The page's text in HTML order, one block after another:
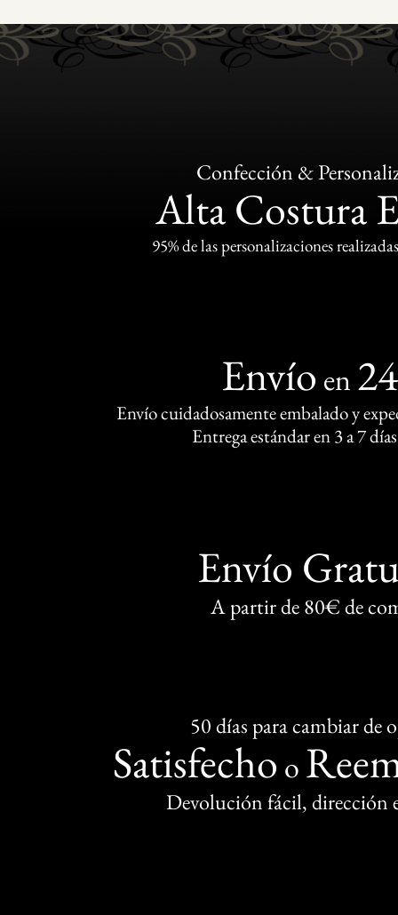
Confección &
Alta Costura
95% de las personalizaciones
Envío en
Envío cuidadosamente embalado y
Entrega estándar en 3 a 7
Envío
A partir de 80€ de
50 días para cambiar de
Satisfecho o
Devolución fácil, dirección